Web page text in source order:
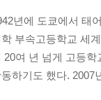
전파된 기호품
낳은 기능적 장신구
동력
가져다 준 비약
년에 도쿄에서 태
부속고등학교 세
20여 년 넘게 고등
동하기도 했다. 2007